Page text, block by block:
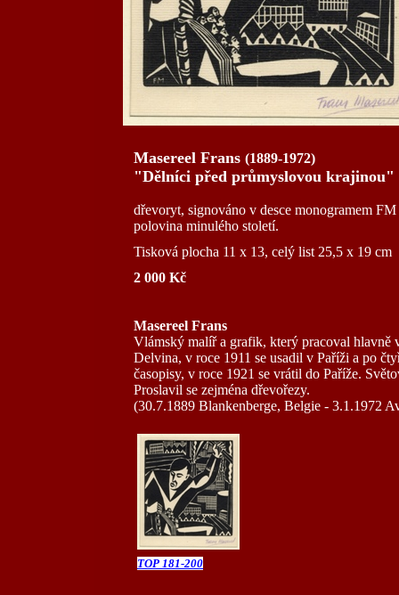
Masereel Frans (1889-1972)
"Dělníci před průmyslovou krajinou"
dřevoryt, signováno v desce monogramem
polovina minulého století.
Tisková plocha 11 x 13, celý list 25,5 x 19 cm
2 000 Kč
Masereel Frans
Vlámský malíř a grafik, který pracoval hlavně
Delvina, v roce 1911 se usadil v Paříži a po
časopisy, v roce 1921 se vrátil do Paříže.
Proslavil se zejména dřevořezy.
(30.7.1889 Blankenberge, Belgie - 3.1.1972
TOP 181-200